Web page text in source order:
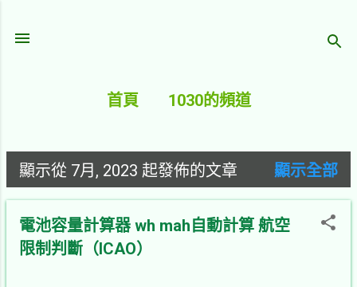
首頁 1030的頻道
文
章
顯示從 7月, 2023 起發佈的文章 顯示全部
電池容量計算器 wh mah自動計算 航空
限制判斷（ICAO）